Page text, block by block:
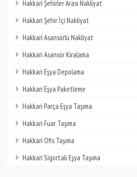
Hakkari Şehirler Arası Nakliyat
Hakkari Şehir İçi Nakliyat
Hakkari Asansörlü Nakliyat
Hakkari Asansör Kiralama
Hakkari Eşya Depolama
Hakkari Eşya Paketleme
Hakkari Parça Eşya Taşıma
Hakkari Fuar Taşıma
Hakkari Ofis Taşıma
Hakkari Sigortalı Eşya Taşıma